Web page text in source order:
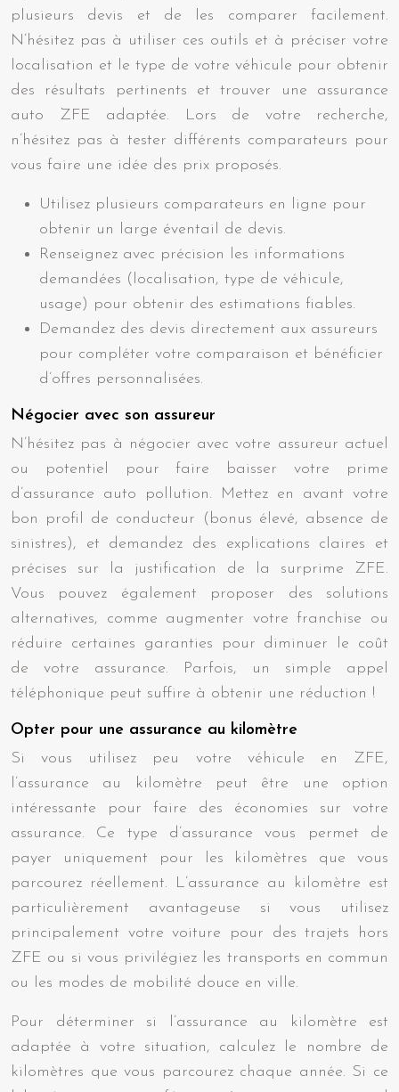
plusieurs devis et de les comparer facilement.
N’hésitez pas à utiliser ces outils et à préciser votre
localisation et le type de votre véhicule pour obtenir
des résultats pertinents et trouver une assurance
auto ZFE adaptée. Lors de votre recherche,
n’hésitez pas à tester différents comparateurs pour
vous faire une idée des prix proposés.
Utilisez plusieurs comparateurs en ligne pour
obtenir un large éventail de devis.
Renseignez avec précision les informations
demandées (localisation, type de véhicule,
usage) pour obtenir des estimations fiables.
Demandez des devis directement aux assureurs
pour compléter votre comparaison et bénéficier
d’offres personnalisées.
Négocier avec son assureur
N’hésitez pas à négocier avec votre assureur actuel
ou potentiel pour faire baisser votre prime
d’assurance auto pollution. Mettez en avant votre
bon profil de conducteur (bonus élevé, absence de
sinistres), et demandez des explications claires et
précises sur la justification de la surprime ZFE.
Vous pouvez également proposer des solutions
alternatives, comme augmenter votre franchise ou
réduire certaines garanties pour diminuer le coût
de votre assurance. Parfois, un simple appel
téléphonique peut suffire à obtenir une réduction !
Opter pour une assurance au kilomètre
Si vous utilisez peu votre véhicule en ZFE,
l’assurance au kilomètre peut être une option
intéressante pour faire des économies sur votre
assurance. Ce type d’assurance vous permet de
payer uniquement pour les kilomètres que vous
parcourez réellement. L’assurance au kilomètre est
particulièrement avantageuse si vous utilisez
principalement votre voiture pour des trajets hors
ZFE ou si vous privilégiez les transports en commun
ou les modes de mobilité douce en ville.
Pour déterminer si l’assurance au kilomètre est
adaptée à votre situation, calculez le nombre de
kilomètres que vous parcourez chaque année. Si ce